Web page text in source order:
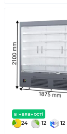
в наявності
24 12 12